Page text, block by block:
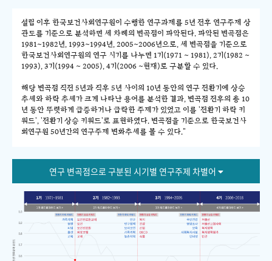
설립 이후 한국보건사회연구원이 수행한 연구과제를 5년 전후 연구주제 상
관도를 기준으로 분석하면 세 차례의 변곡점이 파악된다. 파악된 변곡점은
1981~1982년, 1993~1994년, 2005~2006년으로, 세 변곡점을 기준으로
한국보건사회연구원의 연구 시기를 나누면 1기(1971 ~ 1981), 2기(1982 ~
1993), 3기(1994 ~ 2005), 4기(2006 ~현재)로 구분할 수 있다.
해당 변곡점 직전 5년과 직후 5년 사이의 10년 동안의 연구 전환기에 상승
추세와 하락 추세가 크게 나타난 용어를 분석한 결과, 변곡점 전후의 총 10
년 동안 뚜렷하게 급증하거나 급락한 주제가 있었고 이를 '전환기 하락 키
워드', '전환기 상승 키워드'로 표현하였다. 변곡점을 기준으로 한국보건사
회연구원 50년간의 연구주제 변화추세를 볼 수 있다."
연구 변곡점으로 구분된 시기별 연구주제 차별어